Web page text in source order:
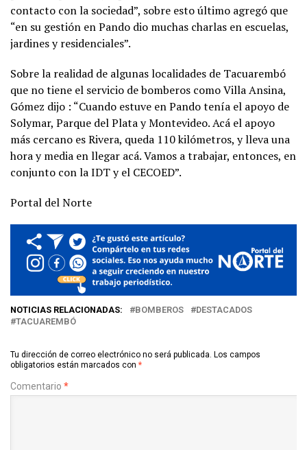
contacto con la sociedad”, sobre esto último agregó que
“en su gestión en Pando dio muchas charlas en escuelas,
jardines y residenciales”.
Sobre la realidad de algunas localidades de Tacuarembó
que no tiene el servicio de bomberos como Villa Ansina,
Gómez dijo : “Cuando estuve en Pando tenía el apoyo de
Solymar, Parque del Plata y Montevideo. Acá el apoyo
más cercano es Rivera, queda 110 kilómetros, y lleva una
hora y media en llegar acá. Vamos a trabajar, entonces, en
conjunto con la IDT y el CECOED”.
Portal del Norte
NOTICIAS RELACIONADAS: BOMBEROS
DESTACADOS
TACUAREMBÓ
Tu dirección de correo electrónico no será publicada. Los campos
obligatorios están marcados con *
Comentario *